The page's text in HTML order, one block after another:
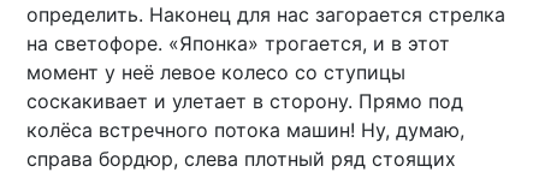
определить. Наконец для нас загорается стрелка
на светофоре. «Японка» трогается, и в этот
момент у неё левое колесо со ступицы
соскакивает и улетает в сторону. Прямо под
колёса встречного потока машин! Ну, думаю,
справа бордюр, слева плотный ряд стоящих